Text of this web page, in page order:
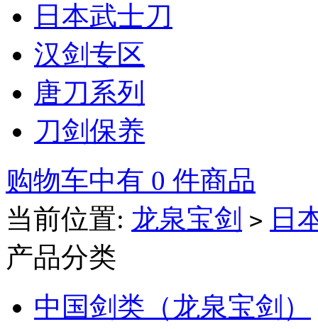
日本武士刀
汉剑专区
唐刀系列
刀剑保养
购物车中有 0 件商品
当前位置: 龙泉宝剑 > 日
产品分类
中国剑类（龙泉宝剑）